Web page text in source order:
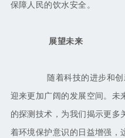
保障人民的饮水安全。
展望未来
随着科技的进步和创
迎来更加广阔的发展空间。未
的探测技术，为我们揭示更多
着环境保护意识的日益增强，